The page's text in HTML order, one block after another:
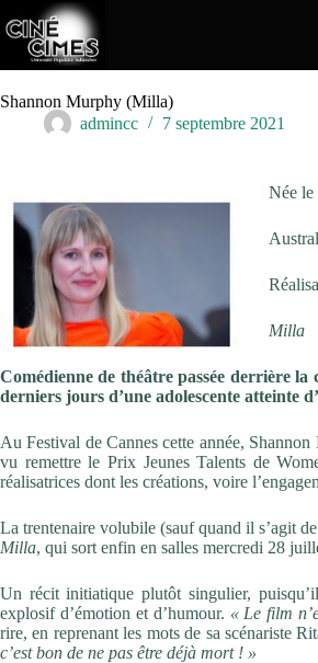
au
contenu
Shannon Murphy (Milla)
admincc
7 septembre 2021
Née le
Milla
Comédienne de théâtre passée derrière
derniers jours d’une adolescente atteinte
Au Festival de Cannes cette année,
vu remettre le Prix Jeunes Talents de
réalisatrices dont les créations, voire
La trentenaire volubile (sauf quand il s’agit
Milla, qui sort enfin en salles mercredi 28
Un récit initiatique plutôt singulier,
explosif d’émotion et d’humour. « Le film
rire, en reprenant les mots de sa scénariste
c’est bon de ne pas être déjà mort ! »